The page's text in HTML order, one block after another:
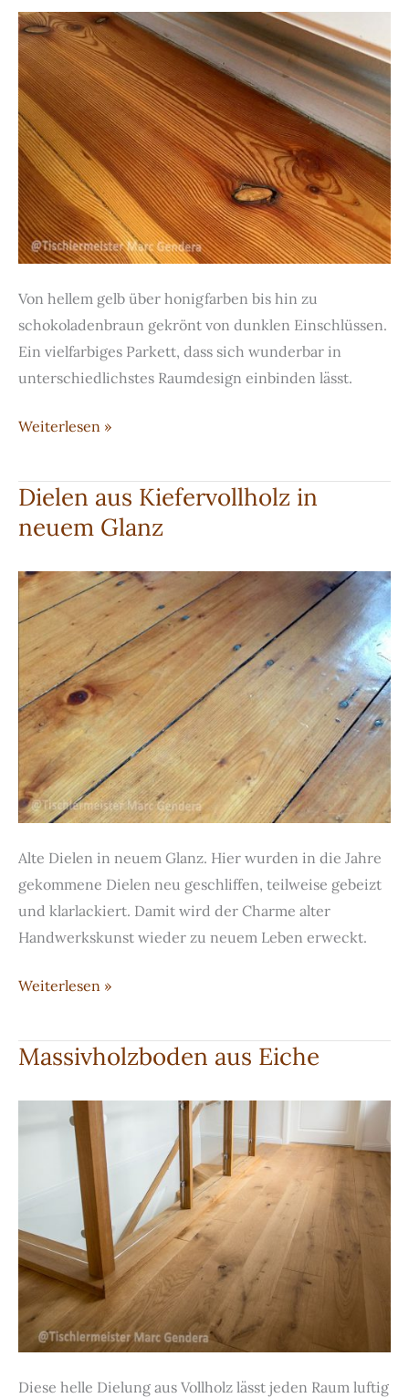
Von hellem gelb über honigfarben bis hin zu
schokoladenbraun gekrönt von dunklen Einschlüssen.
Ein vielfarbiges Parkett, dass sich wunderbar in
unterschiedlichstes Raumdesign einbinden lässt.
Dielung
vielfarbiger
Kiefer
Weiterlesen »
Dielen aus Kiefervollholz in
neuem Glanz
Alte Dielen in neuem Glanz. Hier wurden in die Jahre
gekommene Dielen neu geschliffen, teilweise gebeizt
und klarlackiert. Damit wird der Charme alter
Handwerkskunst wieder zu neuem Leben erweckt.
Dielen
Kiefervollholz
in
Weiterlesen »
Massivholzboden aus Eiche
Diese helle Dielung aus Vollholz lässt jeden Raum luftig